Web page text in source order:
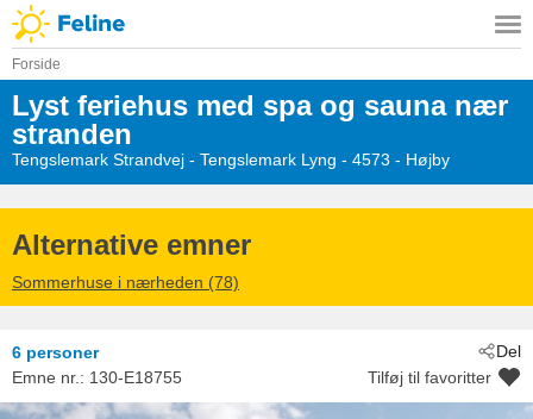
Forside
Lyst feriehus med spa og sauna nær
stranden
Tengslemark Strandvej - Tengslemark Lyng - 4573 - Højby
Alternative emner
Sommerhuse i nærheden (78)
Del
6 personer
Emne nr.: 130-E18755 Tilføj til favoritter